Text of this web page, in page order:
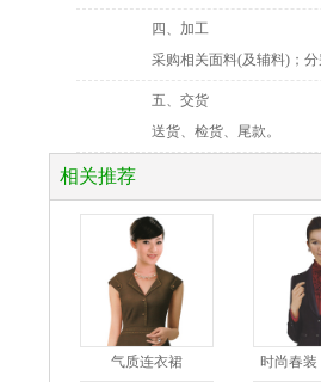
四、加工
采购相关面料(及辅料)；
五、交货
送货、检货、尾款。
相关推荐
气质连衣裙 时尚春